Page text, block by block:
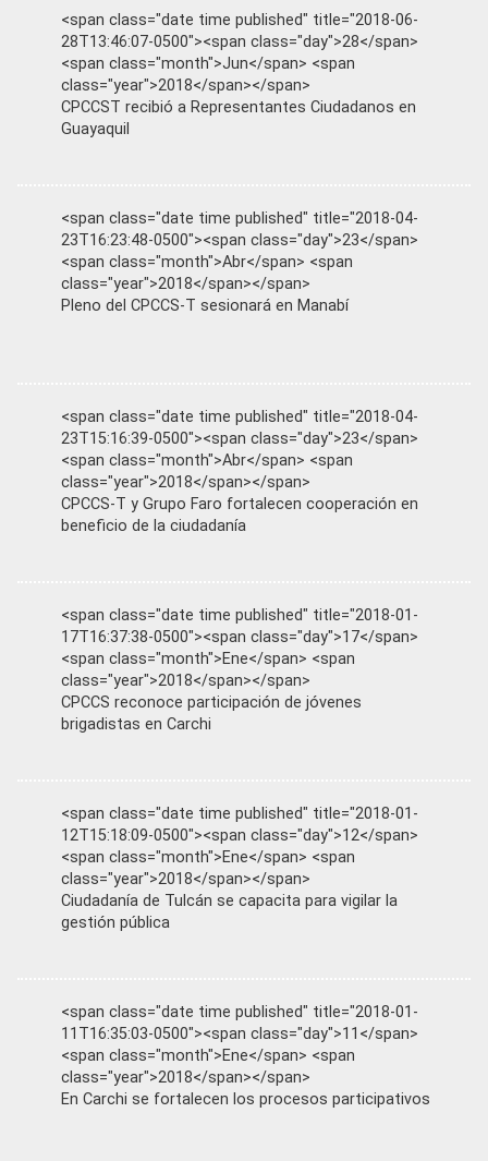
<span class="date time published" title="2018-06-
28T13:46:07-0500"><span class="day">28</span>
<span class="month">Jun</span> <span
class="year">2018</span></span>
CPCCST recibió a Representantes Ciudadanos en
Guayaquil
<span class="date time published" title="2018-04-
23T16:23:48-0500"><span class="day">23</span>
<span class="month">Abr</span> <span
class="year">2018</span></span>
Pleno del CPCCS-T sesionará en Manabí
<span class="date time published" title="2018-04-
23T15:16:39-0500"><span class="day">23</span>
<span class="month">Abr</span> <span
class="year">2018</span></span>
CPCCS-T y Grupo Faro fortalecen cooperación en
beneficio de la ciudadanía
<span class="date time published" title="2018-01-
17T16:37:38-0500"><span class="day">17</span>
<span class="month">Ene</span> <span
class="year">2018</span></span>
CPCCS reconoce participación de jóvenes
brigadistas en Carchi
<span class="date time published" title="2018-01-
12T15:18:09-0500"><span class="day">12</span>
<span class="month">Ene</span> <span
class="year">2018</span></span>
Ciudadanía de Tulcán se capacita para vigilar la
gestión pública
<span class="date time published" title="2018-01-
11T16:35:03-0500"><span class="day">11</span>
<span class="month">Ene</span> <span
class="year">2018</span></span>
En Carchi se fortalecen los procesos participativos